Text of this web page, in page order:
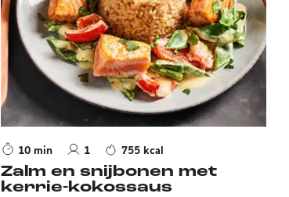
10 min 1 755 kcal
Zalm en snijbonen met
kerrie-kokossaus